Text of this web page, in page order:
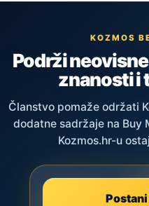
KOZMOS
Podrži
znanosti i
Članstvo pomaže održati
dodatne sadržaje na Buy
Kozmos.hr-u